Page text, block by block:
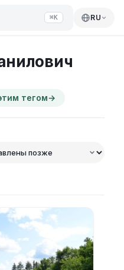
⌘K RU
тегом→